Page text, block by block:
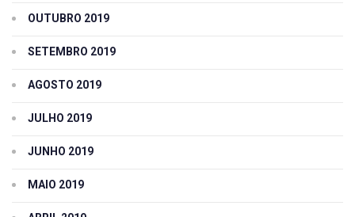
OUTUBRO 2019
SETEMBRO 2019
AGOSTO 2019
JULHO 2019
JUNHO 2019
MAIO 2019